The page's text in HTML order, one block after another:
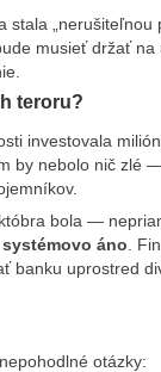
musieť držať na
teroru?
investovala
by nebolo nič zlé
bola —
áno .
banku uprostred
otázky: